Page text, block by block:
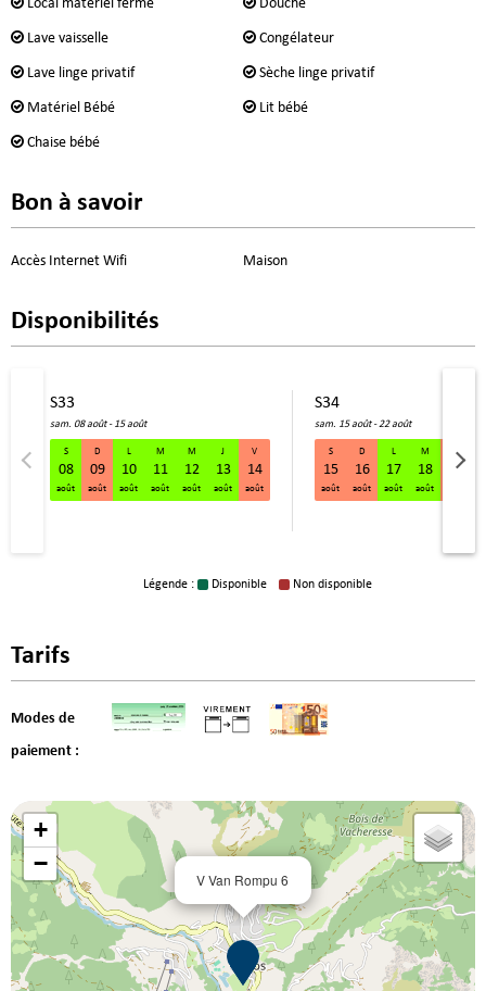
Local matériel fermé Douche
Lave vaisselle Congélateur
Lave linge privatif Sèche linge privatif
Matériel Bébé Lit bébé
Chaise bébé
Bon à savoir
Accès Internet Wifi Maison
Disponibilités
S33
sam. 08 août - 15 août
S
08
août
D
09
août
L
10
août
M
11
août
M
12
août
J
13
août
V
14
août
S34
sam. 15 août - 22 août
S
15
août
D
16
août
L
17
août
M
18
août
M
19
S33 sam. 08 août - 15 août
Légende : Disponible Non disponible
Tarifs
Modes de
paiement :
V Van Rompu 6
+
−